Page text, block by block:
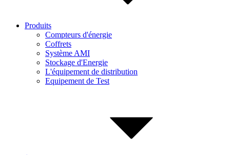
Produits
Compteurs d'énergie
Coffrets
Système AMI
Stockage d'Energie
L'équipement de distribution
Equipement de Test